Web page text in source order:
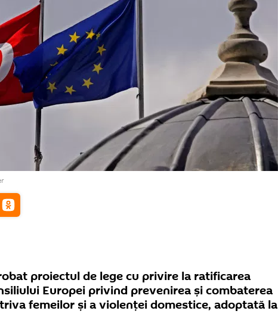
proiectul de lege cu privire la ratificarea
Europei privind prevenirea și combaterea
femeilor și a violenței domestice, adoptată la